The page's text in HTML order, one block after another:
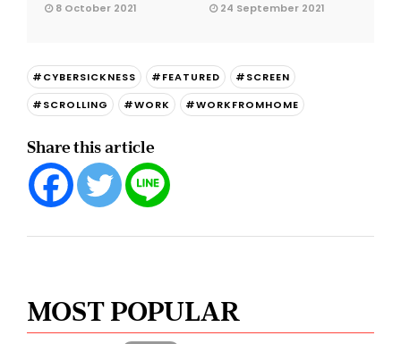
8 October 2021 24 September 2021
#CYBERSICKNESS #FEATURED
#SCREEN
#SCROLLING
#WORK #WORKFROMHOME
Share this article
MOST POPULAR